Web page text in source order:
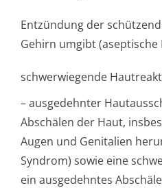
Entzündung der
Gehirn umgibt (aseptische
schwerwiegende
– ausgedehnter
Abschälen der Haut,
Augen und Genitalien
Syndrom) sowie eine
ein ausgedehntes